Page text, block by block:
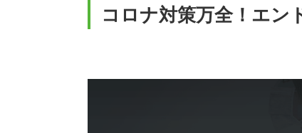
コロナ対策万全！エン